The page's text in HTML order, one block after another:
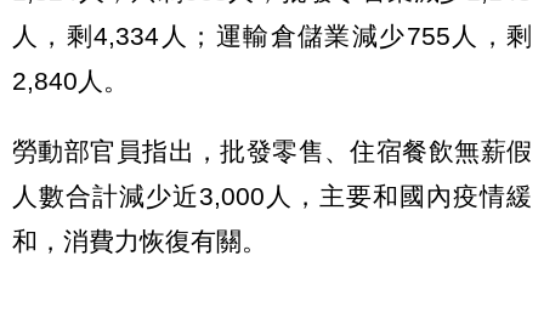
人，剩4,334人；運輸倉儲業減少755人，剩
2,840人。
勞動部官員指出，批發零售、住宿餐飲無薪假
人數合計減少近3,000人，主要和國內疫情緩
和，消費力恢復有關。